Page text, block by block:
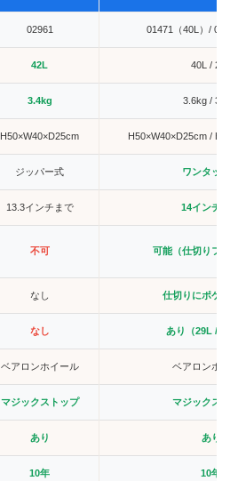
02961 01471（40L）/
42L 40L / 29L
3.4kg 3.6kg / 3.5kg
H50×W40×D25cm H50×W40×D25cm /
ジッパー式 ワンタッチ
13.3インチまで 14インチま
不可 可能（仕切りファ
なし 仕切りにポケッ
なし あり（29L /
ベアロンホイール ベアロンホイ
マジックストップ マジックスト
あり あり
10年 10年